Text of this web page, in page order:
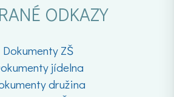
ODKAZY
Dokumenty ZŠ
jídelna
družina